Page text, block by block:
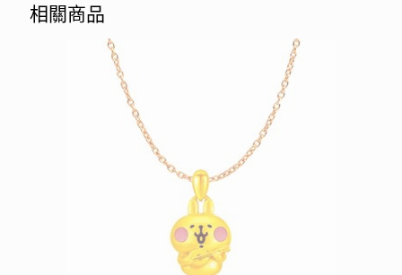
相關商品